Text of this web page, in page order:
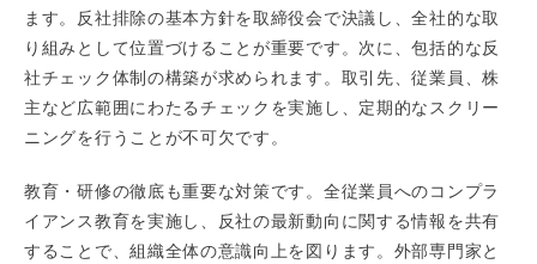
ます。反社排除の基本方針を取締役会で決議し、全社的な取
り組みとして位置づけることが重要です。次に、包括的な反
社チェック体制の構築が求められます。取引先、従業員、株
主など広範囲にわたるチェックを実施し、定期的なスクリー
ニングを行うことが不可欠です。
教育・研修の徹底も重要な対策です。全従業員へのコンプラ
イアンス教育を実施し、反社の最新動向に関する情報を共有
することで、組織全体の意識向上を図ります。外部専門家と